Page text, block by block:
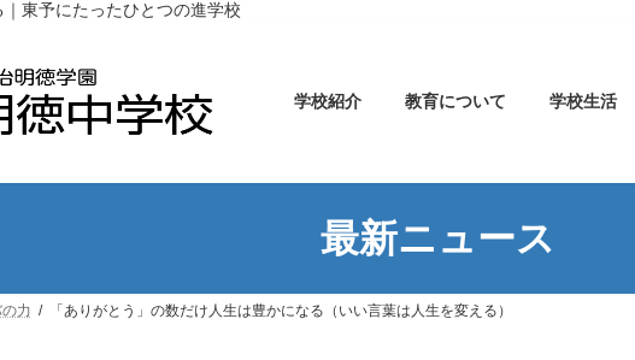
東予にたったひとつの進学校
学校紹介 教育について 学校生活
最新ニュース
力 「ありがとう」の数だけ人生は豊かになる（いい言葉は人生を変える）